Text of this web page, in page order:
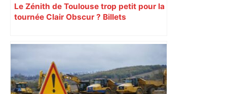
Le Zénith de Toulouse trop petit pour la
tournée Clair Obscur ? Billets